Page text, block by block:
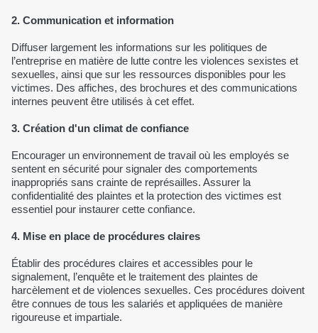
2. Communication et information
Diffuser largement les informations sur les politiques de
l’entreprise en matière de lutte contre les violences sexistes et
sexuelles, ainsi que sur les ressources disponibles pour les
victimes. Des affiches, des brochures et des communications
internes peuvent être utilisés à cet effet.
3. Création d'un climat de confiance
Encourager un environnement de travail où les employés se
sentent en sécurité pour signaler des comportements
inappropriés sans crainte de représailles. Assurer la
confidentialité des plaintes et la protection des victimes est
essentiel pour instaurer cette confiance.
4. Mise en place de procédures claires
Établir des procédures claires et accessibles pour le
signalement, l’enquête et le traitement des plaintes de
harcèlement et de violences sexuelles. Ces procédures doivent
être connues de tous les salariés et appliquées de manière
rigoureuse et impartiale.